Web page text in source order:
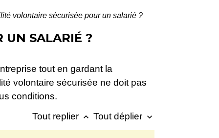
volontaire sécurisée pour un salarié ?
UN SALARIÉ ?
tout en gardant la
volontaire sécurisée ne doit pas
conditions.
Tout replier keyboard_arrow_up Tout déplier keyboard_arrow_down